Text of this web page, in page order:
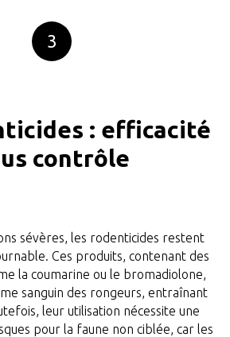
3
: efficacité
contrôle
sévères, les rodenticides restent
Ces produits, contenant des
la coumarine ou le bromadiolone,
sanguin des rongeurs, entraînant
leur utilisation nécessite une
pour la faune non ciblée, car les